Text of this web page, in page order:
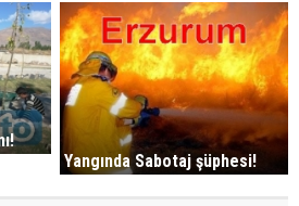
Yangında Sabotaj şüphesi!